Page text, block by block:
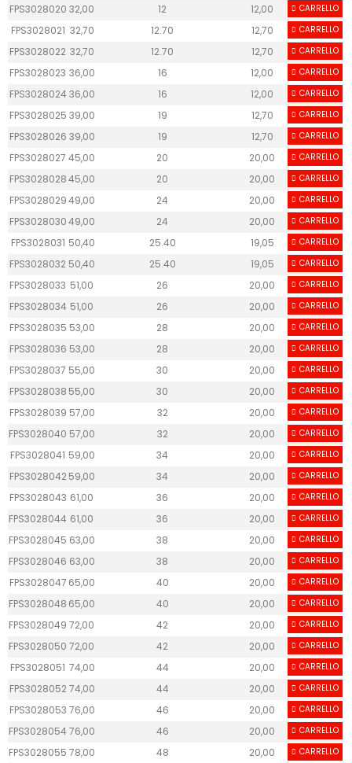
FPS3028020 32,00 12 12,00 40
CARRELLO
FPS3028021 32,70 12.70 12,70 50
CARRELLO
FPS3028022 32,70 12.70 12,70 50
CARRELLO
FPS3028023 36,00 16 12,00 40
CARRELLO
FPS3028024 36,00 16 12,00 40
CARRELLO
FPS3028025 39,00 19 12,70 40
CARRELLO
FPS3028026 39,00 19 12,70 40
CARRELLO
FPS3028027 45,00 20 20,00 50
CARRELLO
FPS302802845,00 20 20,00 50
CARRELLO
FPS302802949,00 24 20,00 50
CARRELLO
FPS302803049,00 24 20,00 50
CARRELLO
FPS3028031 50,40 25.40 19,05 50
CARRELLO
FPS3028032 50,40 25.40 19,05 50
CARRELLO
FPS3028033 51,00 26 20,00 50
CARRELLO
FPS3028034 51,00 26 20,00 50
CARRELLO
FPS3028035 53,00 28 20,00 50
CARRELLO
FPS3028036 53,00 28 20,00 50
CARRELLO
FPS3028037 55,00 30 20,00 50
CARRELLO
FPS3028038 55,00 30 20,00 50
CARRELLO
FPS3028039 57,00 32 20,00 50
CARRELLO
FPS3028040 57,00 32 20,00 50
CARRELLO
FPS3028041 59,00 34 20,00 50
CARRELLO
FPS3028042 59,00 34 20,00 50
CARRELLO
FPS3028043 61,00 36 20,00 50
CARRELLO
FPS3028044 61,00 36 20,00 50
CARRELLO
FPS3028045 63,00 38 20,00 50
CARRELLO
FPS3028046 63,00 38 20,00 50
CARRELLO
FPS3028047 65,00 40 20,00 50
CARRELLO
FPS3028048 65,00 40 20,00 50
CARRELLO
FPS3028049 72,00 42 20,00 50
CARRELLO
FPS3028050 72,00 42 20,00 50
CARRELLO
FPS3028051 74,00 44 20,00 50
CARRELLO
FPS3028052 74,00 44 20,00 50
CARRELLO
FPS3028053 76,00 46 20,00 50
CARRELLO
FPS3028054 76,00 46 20,00 50
CARRELLO
FPS3028055 78,00 48 20,00 50
CARRELLO